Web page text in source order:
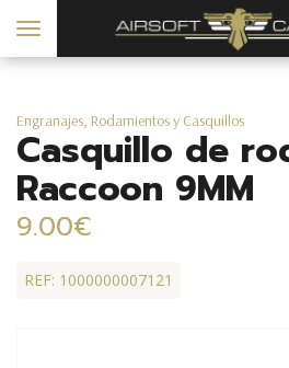
Toggle
navigation
Engranajes, Rodamientos y Casquillos
Casquillo de
Raccoon 9MM
9.00€
REF: 1000000007121